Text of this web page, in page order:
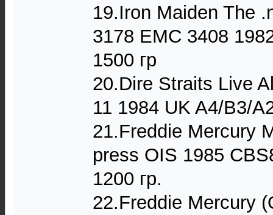
19.Iron Maiden The
3178 EMC 3408
1500 гр
20.Dire Straits Live
11 1984 UK A4/B3/
21.Freddie Mercury
press OIS 1985
1200 гр.
22.Freddie Mercury